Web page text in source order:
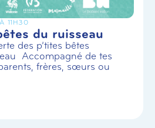
11H30
du ruisseau
des p’tites bêtes
Accompagné de tes
frères, sœurs ou